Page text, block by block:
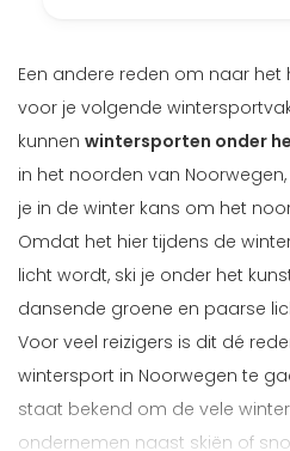
Een andere reden om naar
voor je volgende
kunnen wintersporten onder
in het noorden van
je in de winter kans om het
Omdat het hier tijdens de
licht wordt, ski je onder het
dansende groene en paarse
Voor veel reizigers is dit dé
wintersport in Noorwegen te
staat bekend om de vele
ondernemen naast skiën of